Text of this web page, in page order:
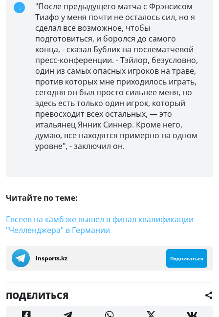
"После предыдущего матча с Фрэнсисом
Тиафо у меня почти не осталось сил, но я
сделал все возможное, чтобы
подготовиться, и боролся до самого
конца, - сказал Бублик на послематчевой
пресс-конференции. - Тэйлор, безусловно,
один из самых опасных игроков на траве,
против которых мне приходилось играть,
сегодня он был просто сильнее меня, но
здесь есть только один игрок, который
превосходит всех остальных, — это
итальянец Янник Синнер. Кроме него,
думаю, все находятся примерно на одном
уровне", - заключил он.
Читайте по теме:
Евсеев на камбэке вышел в финал квалификации
"Челленджера" в Германии
Insports.kz Подписаться
ПОДЕЛИТЬСЯ